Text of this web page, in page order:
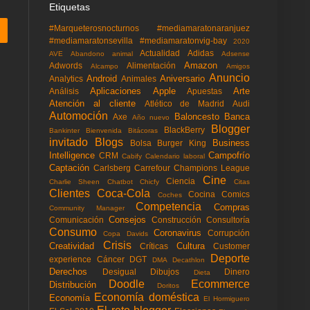
Etiquetas
#Marqueterosnocturnos
#mediamaratonaranjuez
#mediamaratonsevilla
#mediamaratonvig-bay
2020
AVE
Abandono animal Actualidad Adidas Adsense
Adwords Alcampo Alimentación Amazon Amigos
Analytics Android Animales Aniversario Anuncio
Análisis Aplicaciones Apple Apuestas
Arte
Atención al cliente
Atlético de Madrid Audi
Automoción Axe Año nuevo Baloncesto Banca
Bankinter Bienvenida Bitácoras BlackBerry
Blogger
invitado
Blogs Bolsa Burger King
Business
Intelligence CRM Cabify Calendario laboral Campofrío
Captación Carlsberg Carrefour Champions League
Charlie Sheen Chatbot Chicfy Ciencia Cine Citas
Clientes Coca-Cola Coches Cocina Comics
Community Manager Competencia Compras
Comunicación Consejos Construcción Consultoría
Consumo Copa Davids Coronavirus Corrupción
Creatividad Crisis Críticas Cultura
Customer
experience
Cáncer DGT DMA Decathlon Deporte
Derechos Desigual Dibujos Dieta Dinero
Distribución Doodle Doritos Ecommerce
Economía Economía doméstica El Hormiguero